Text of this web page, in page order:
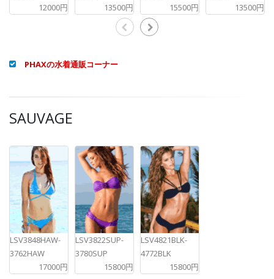
12000円
13500円
15500円
13500円
PHAXの水着通販コーナー
SAUVAGE
LSV3848HAW-
3762HAW
17000円
LSV3822SUP-
3780SUP
15800円
LSV4821BLK-
4772BLK
15800円